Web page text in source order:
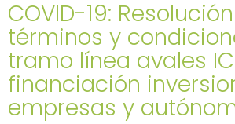
COVID-19:
términos y
tramo línea avales
financiación
empresas y